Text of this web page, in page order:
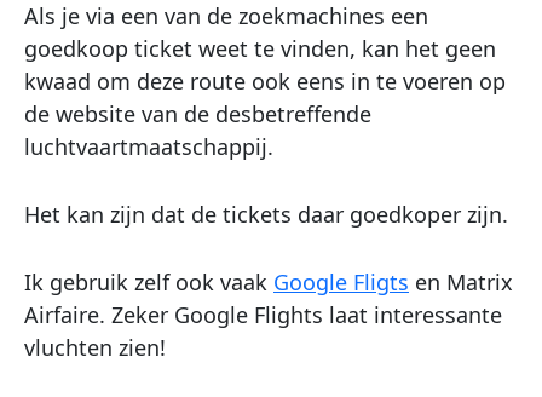
Als je via een van de zoekmachines een
goedkoop ticket weet te vinden, kan het geen
kwaad om deze route ook eens in te voeren op
de website van de desbetreffende
luchtvaartmaatschappij.
Het kan zijn dat de tickets daar goedkoper zijn.
Ik gebruik zelf ook vaak Google Fligts en Matrix
Airfaire. Zeker Google Flights laat interessante
vluchten zien!